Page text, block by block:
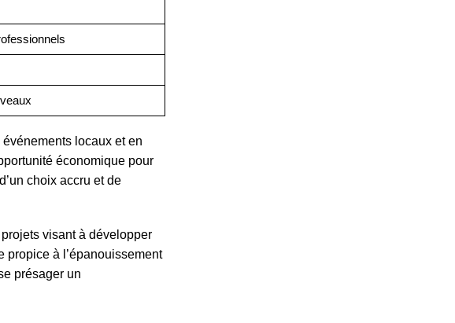
locaux et en
économique pour
choix accru et de
visant à développer
propice à l’épanouissement
présager un